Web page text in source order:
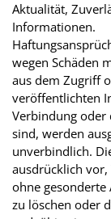
Aktualität,
Informationen.
wegen Schäden
aus dem Zugriff
veröffentlichten
Verbindung oder
sind, werden
unverbindlich.
ausdrücklich vor,
ohne gesonderte
zu löschen oder